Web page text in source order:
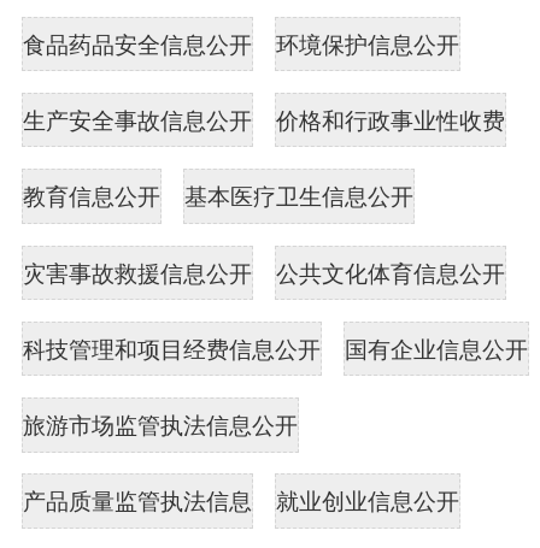
食品药品安全信息公开 环境保护信息公开
生产安全事故信息公开 价格和行政事业性收费
教育信息公开 基本医疗卫生信息公开
灾害事故救援信息公开 公共文化体育信息公开
科技管理和项目经费信息公开 国有企业信息公开
旅游市场监管执法信息公开
产品质量监管执法信息 就业创业信息公开